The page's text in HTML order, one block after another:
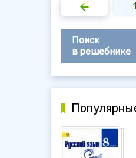
10
Поиск
в решебнике